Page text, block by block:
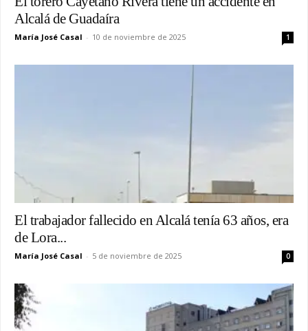
Alcalá de Guadaíra
María José Casal - 10 de noviembre de 2025 1
El trabajador fallecido en Alcalá tenía 63 años, era
de Lora...
María José Casal - 5 de noviembre de 2025 0